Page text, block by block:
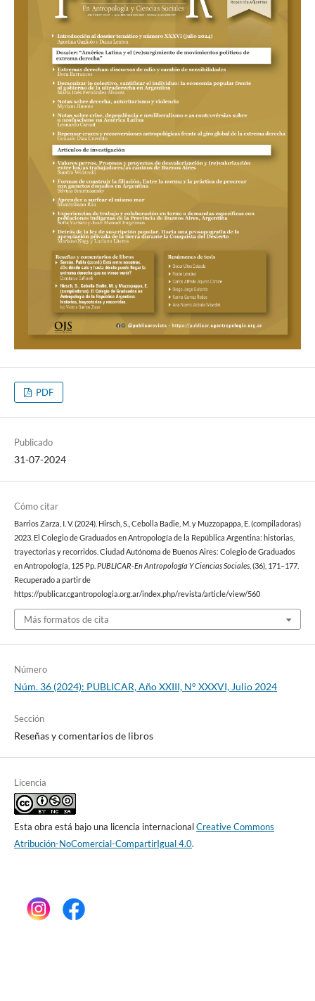
PDF
Publicado
31-07-2024
Cómo citar
Barrios Zarza, I. V. (2024). Hirsch, S., Cebolla Badie, M. y Muzzopappa, E. (compiladoras)
2023. El Colegio de Graduados en Antropología de la República Argentina: historias,
trayectorias y recorridos. Ciudad Autónoma de Buenos Aires: Colegio de Graduados
en Antropología, 125 Pp. PUBLICAR-En Antropología Y Ciencias Sociales, (36), 171–177.
Recuperado a partir de
https://publicar.cgantropologia.org.ar/index.php/revista/article/view/560
Más formatos de cita
Número
Núm. 36 (2024): PUBLICAR, Año XXIII, N° XXXVI, Julio 2024
Sección
Reseñas y comentarios de libros
Licencia
Esta obra está bajo una licencia internacionalCreative Commons
Atribución-NoComercial-CompartirIgual 4.0.